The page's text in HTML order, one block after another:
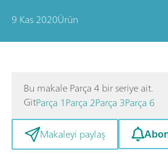
9 Kas 2020Ürün
Bu makale Parça 4 bir seriye ait.
GitParça 1Parça 2Parça 3Parça 6
Makaleyi paylaş